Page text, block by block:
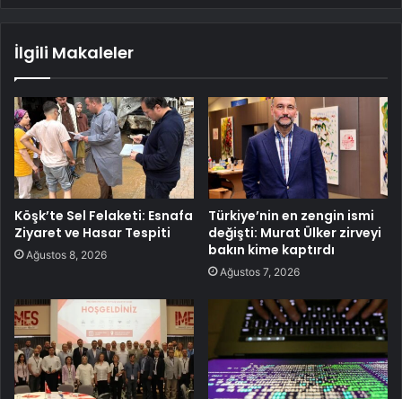
İlgili Makaleler
Köşk’te Sel Felaketi: Esnafa
Ziyaret ve Hasar Tespiti
Ağustos 8, 2026
Türkiye’nin en zengin ismi
değişti: Murat Ülker zirveyi
bakın kime kaptırdı
Ağustos 7, 2026